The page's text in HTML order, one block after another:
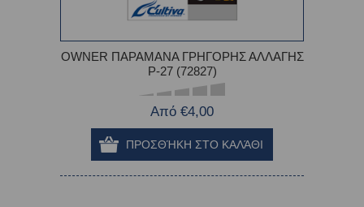
OWNER ΠΑΡΑΜΑΝΑ ΓΡΗΓΟΡΗΣ ΑΛΛΑΓΗΣ
P-27 (72827)
Από €4,00